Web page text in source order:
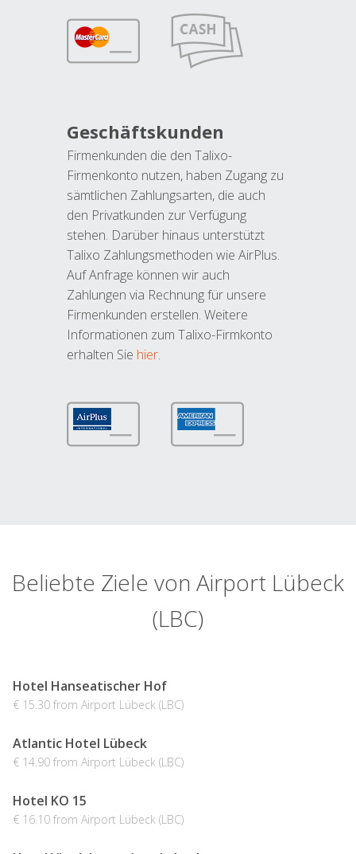
Geschäftskunden
Firmenkunden die den Talixo-
Firmenkonto nutzen, haben Zugang zu
sämtlichen Zahlungsarten, die auch
den Privatkunden zur Verfügung
stehen. Darüber hinaus unterstützt
Talixo Zahlungsmethoden wie AirPlus.
Auf Anfrage können wir auch
Zahlungen via Rechnung für unsere
Firmenkunden erstellen. Weitere
Informationen zum Talixo-Firmkonto
erhalten Sie hier.
Beliebte Ziele von Airport Lübeck
(LBC)
Hotel Hanseatischer Hof
€ 15.30 from Airport Lübeck (LBC)
Atlantic Hotel Lübeck
€ 14.90 from Airport Lübeck (LBC)
Hotel KO 15
€ 16.10 from Airport Lübeck (LBC)